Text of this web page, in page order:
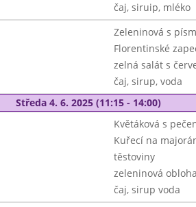
čaj, siruip, mléko
Zeleninová s
Florentinské
zelná salát s
čaj, sirup, voda
Středa 4. 6. 2025 (11:15 - 14:00)
Květáková s
Kuřecí na
těstoviny
zeleninová
čaj, sirup voda